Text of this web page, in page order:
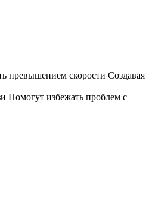
превышением скорости Создавая
Помогут избежать проблем с